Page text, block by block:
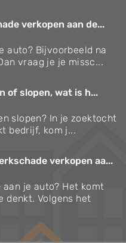
verkopen aan de...
auto? Bijvoorbeeld na
vraag je je missc...
of slopen, wat is h...
slopen? In je zoektocht
bedrijf, kom j...
verkopen aa...
aan je auto? Het komt
denkt. Volgens het